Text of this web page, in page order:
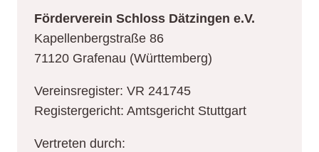
Förderverein Schloss Dätzingen e.V.
Kapellenbergstraße 86
71120 Grafenau (Württemberg)
Vereinsregister: VR 241745
Registergericht: Amtsgericht Stuttgart
Vertreten durch: